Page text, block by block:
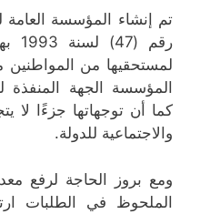
تم إنشاء المؤسسة العامة
لمستحقيها من المواطنين
المؤسسة الجهة المنفذة
كما أن توجهاتها جزءًا لا
والاجتماعية للدولة.
ومع بروز الحاجة لرفع
الملحوظ في الطلبات